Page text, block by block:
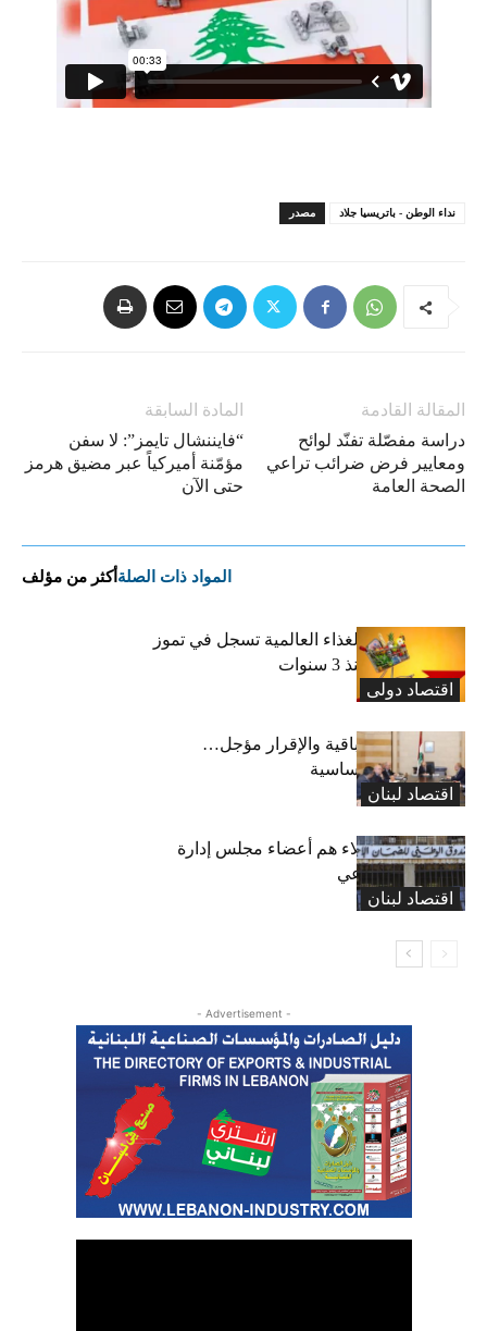
مصدر نداء الوطن - باتريسيا جلاد
المادة السابقة
“فايننشال تايمز”: لا سفن
مؤمّنة أميركياً عبر مضيق هرمز
حتى الآن
المقالة القادمة
دراسة مفصّلة تفنّد لوائح
ومعايير فرض ضرائب تراعي
الصحة العامة
المواد ذات الصلة أكثر من مؤلف
اقتصاد دولی
“الفاو”: أسعار الغذاء العالمية تسجل في تموز
أعلى مستوى منذ 3 سنوات
اقتصاد لبنان
رسوم النفايات باقية والإقرار مؤجل…
واستثناء لمواد أساسية
اقتصاد لبنان
بعد 19 عاماً: هؤلاء هم أعضاء مجلس إدارة
الضمان الاجتماعي
- Advertisement -